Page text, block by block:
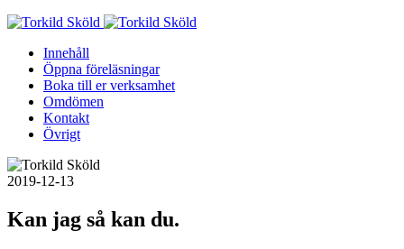
Skip
contentInnehåll
Öppna föreläsningar
Boka till er verksamhet
Omdömen
Kontakt
Övrigt
2019-12-13
Kan jag så kan du.